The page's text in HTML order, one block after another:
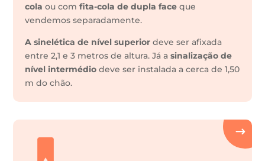
cola ou comfita-cola de dupla face que
vendemos separadamente.
A sinelética de nível superior deve ser afixada
entre 2,1 e 3 metros de altura. Já asinalização de
nível intermédiodeve ser instalada a cerca de 1,50
m do chão.